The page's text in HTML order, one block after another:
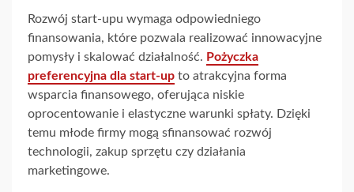
Rozwój start-upu wymaga odpowiedniego
finansowania, które pozwala realizować innowacyjne
pomysły i skalować działalność. Pożyczka
preferencyjna dla start-up to atrakcyjna forma
wsparcia finansowego, oferująca niskie
oprocentowanie i elastyczne warunki spłaty. Dzięki
temu młode firmy mogą sfinansować rozwój
technologii, zakup sprzętu czy działania
marketingowe.